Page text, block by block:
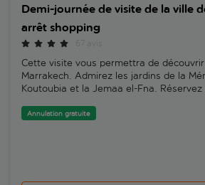
Demi-journée de visite de la ville
arrêt shopping
Cette visite vous permettra de
Marrakech. Admirez les jardins de la
Koutoubia et la Jemaa el-Fna.
Annulation gratuite